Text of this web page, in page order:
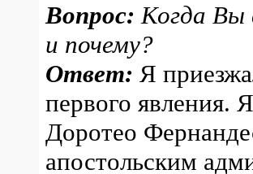
Вопрос: Когда Вы
и почему?
Ответ: Я
первого явления.
Доротео
апостольским